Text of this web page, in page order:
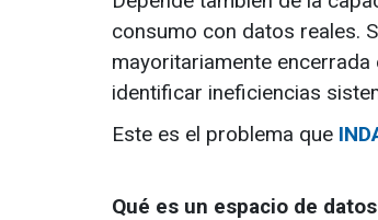
consumo con datos reales.
mayoritariamente
identificar ineficiencias
Este es el problema que
Qué es un espacio de